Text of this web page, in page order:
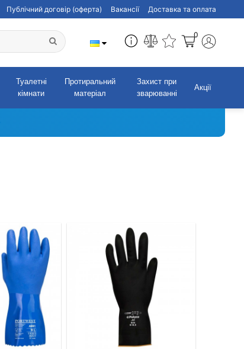
Публічний договір (оферта) Вакансії Доставка та оплата
0
Туалетні
кімнати
Протиральний
матеріал
Захист при
зварюванні
Акції